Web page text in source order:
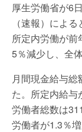
厚生労働省が6
（速報）によ
所定内労働が
5％減少し、全
月間現金給与
た。所定内給与
労働者総数は
労働者が1.3％